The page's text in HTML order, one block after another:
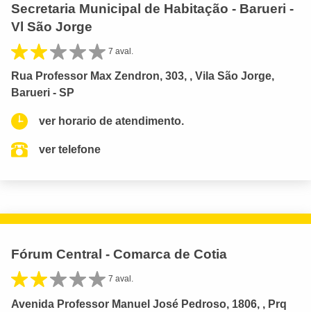
Secretaria Municipal de Habitação - Barueri -
Vl São Jorge
7 aval.
Rua Professor Max Zendron, 303, , Vila São Jorge,
Barueri - SP
ver horario de atendimento.
ver telefone
Fórum Central - Comarca de Cotia
7 aval.
Avenida Professor Manuel José Pedroso, 1806, , Prq